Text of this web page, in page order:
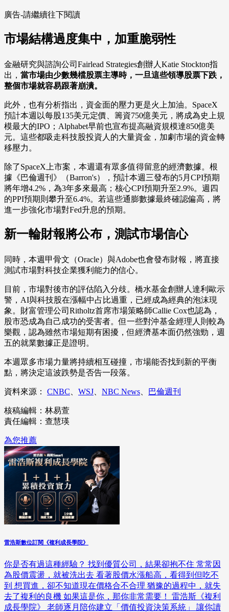
廣告-請繼續往下閱讀
市場結構過度集中，加重脆弱性
金融研究與諮詢公司Fairlead Strategies創辦人Katie Stockton指
出， 當市場由少數幾檔股票主導時，一旦這些領導股票下跌，
整個市場就容易跟著崩潰。
此外，也有分析指出，資金面的壓力更是火上加油。SpaceX
預計本週以每股135美元定價、籌資750億美元，將成為史上規
模最大的IPO；Alphabet早前也宣布提高融資規模達850億美
元。這些都吸走科技股投資人的大量資金，加劇市場的資金轉
移壓力。
除了SpaceX上市案，本週還有眾多值得留意的經濟數據。根
據《巴倫週刊》（Barron's），預計本週三發布的5月CPI預期
將年增4.2%，為3年多來最高；核心CPI預期升至2.9%。週四
的PPI預期則攀升至6.4%。若這些通膨數據最終確認偏高，將
進一步強化市場對Fed升息的預期。
新一輪財報將公布，測試市場信心
同時，本週甲骨文（Oracle）與Adobe也會發布財報，將直接
測試市場對科技企業獲利能力的信心。
目前，市場對後市的評估陷入分歧。橋水基金創辦人達利歐示
警，AI與科技股在漲幅中占比過重，已經成為經典的泡沫現
象。財富管理公司Ritholtz首席市場策略師Callie Cox也認為，
股市恐成為自己成功的受害者。但一些對沖基金經理人則較為
樂觀，認為雖然市場短期有困擾，但經濟基本面仍然強勁，週
五的就業數據正是證明。
本週眾多市場力量將持續相互碰撞，市場能否找到新的平衡
點，將決定這波跌勢是否告一段落。
資料來源： CNBC WSJ NBC News 巴倫週刊
核稿編輯：林易萱
責任編輯：查慧瑛
為您推薦
雷浩斯數位訂閱《複利成長學院》
你是否有過這種經驗？ 找到優質公司，結果卻抱不住 常常因
為股價震盪，就被洗出去 看著股價水漲船高，看得到但吃不
到 想買進，卻不知道現在價格合不合理 猶豫的過程中，就失
去了複利的良機 如果這是你，那你非常需要！ 雷浩斯《複利
成長學院》 老師逐月陪你建立「價值投資決策系統」 讓你讀